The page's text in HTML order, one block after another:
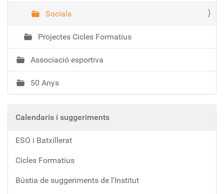
Socials
Projectes Cicles Formatius
Associació esportiva
50 Anys
Calendaris i suggeriments
ESO i Batxillerat
Cicles Formatius
Bústia de suggeriments de l'Institut